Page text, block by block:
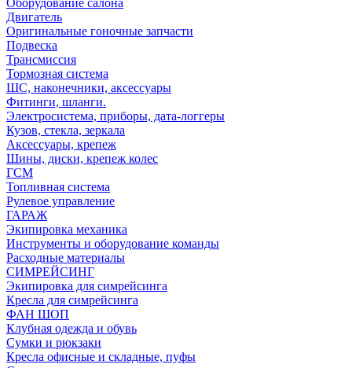
Оборудование салона
Двигатель
Оригинальные гоночные запчасти
Подвеска
Трансмиссия
Тормозная система
ШС, наконечники, аксессуары
Фитинги, шланги.
Электросистема, приборы, дата-логгеры
Кузов, стекла, зеркала
Аксессуары, крепеж
Шины, диски, крепеж колес
ГСМ
Топливная система
Рулевое управление
ГАРАЖ
Экипировка механика
Инструменты и оборудование команды
Расходные материалы
СИМРЕЙСИНГ
Экипировка для симрейсинга
Кресла для симрейсинга
ФАН ШОП
Клубная одежда и обувь
Сумки и рюкзаки
Кресла офисные и складные, пуфы